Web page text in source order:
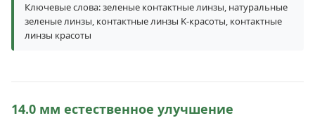
Ключевые слова: зеленые контактные линзы, натуральные
зеленые линзы, контактные линзы K-красоты, контактные
линзы красоты
14.0 мм естественное улучшение